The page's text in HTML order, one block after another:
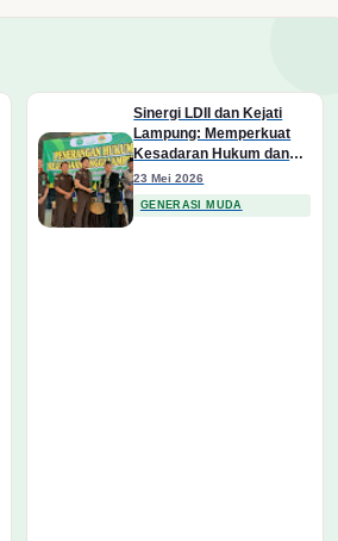
Sinergi LDII dan Kejati
Lampung: Memperkuat
Kesadaran Hukum dan
Karakter Pancasila
Generasi Muda
23 Mei 2026
GENERASI MUDA